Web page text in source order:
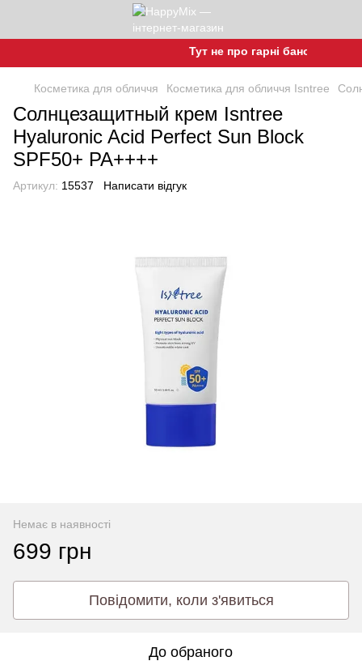
Тут не про гарні баночки, а про
Косметика для обличчя Косметика для обличчя Isntree
Солнцезащитный крем Isntree
Hyaluronic Acid Perfect Sun Block
SPF50+ PA++++
Артикул: 15537 Написати відгук
Немає в наявності
699 грн
Повідомити, коли з'явиться
До обраного